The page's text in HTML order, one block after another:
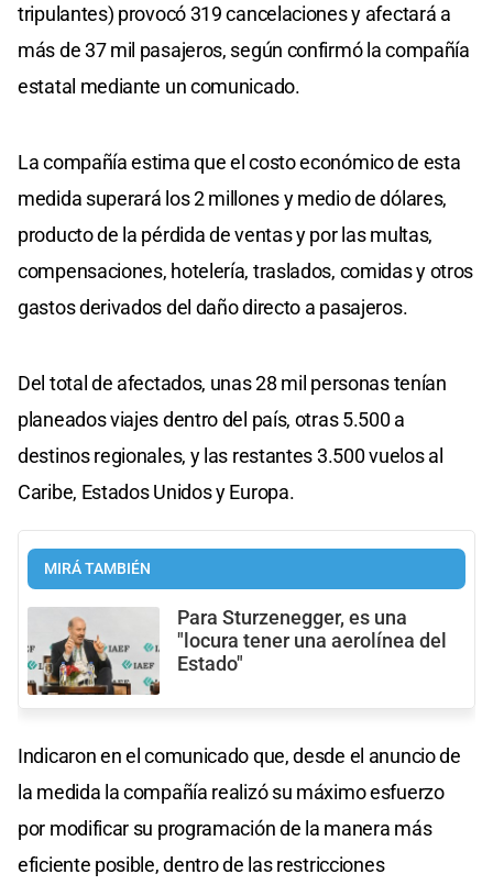
tripulantes) provocó 319 cancelaciones y afectará a
más de 37 mil pasajeros, según confirmó la compañía
estatal mediante un comunicado.
La compañía estima que el costo económico de esta
medida superará los 2 millones y medio de dólares,
producto de la pérdida de ventas y por las multas,
compensaciones, hotelería, traslados, comidas y otros
gastos derivados del daño directo a pasajeros.
Del total de afectados, unas 28 mil personas tenían
planeados viajes dentro del país, otras 5.500 a
destinos regionales, y las restantes 3.500 vuelos al
Caribe, Estados Unidos y Europa.
MIRÁ TAMBIÉN
Para Sturzenegger, es una
"locura tener una aerolínea del
Estado"
Indicaron en el comunicado que, desde el anuncio de
la medida la compañía realizó su máximo esfuerzo
por modificar su programación de la manera más
eficiente posible, dentro de las restricciones